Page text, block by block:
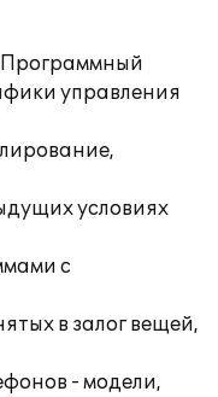
Программный
управления
условиях
с
в залог вещей,
- модели,